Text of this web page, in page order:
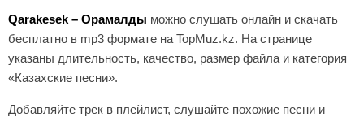
Qarakesek – Орамалды можно слушать онлайн и скачать
бесплатно в mp3 формате на TopMuz.kz. На странице
указаны длительность, качество, размер файла и категория
«Казахские песни».
Добавляйте трек в плейлист, слушайте похожие песни и